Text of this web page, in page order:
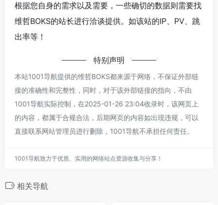
根据您自身的需求以及需要，一些确切的数据则需要找
维哲BOKS的站长进行洽谈提供。如该站的IP、PV、跳
出率等！
特别声明
本站1001导航提供的维哲BOKS都来源于网络，不保证外部链
接的准确性和完整性，同时，对于该外部链接的指向，不由
1001导航实际控制，在2025-01-26 23:04收录时，该网页上
的内容，都属于合规合法，后期网页的内容如出现违规，可以
直接联系网站管理员进行删除，1001导航不承担任何责任。
1001导航致力于优质、实用的网络站点资源收集与分享！
相关导航